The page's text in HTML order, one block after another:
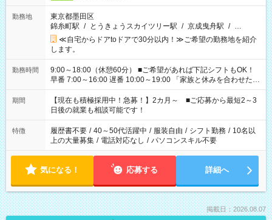
勤務地
東京都墨田区
錦糸町駅 / とうきょうスカイツリー駅 / 京成曳舟駅 / …
≪自宅からドアtoドアで30分以内！≫ご希望の勤務地を紹介
します。
勤務時間
9:00～18:00（休憩60分） ■ご希望があれば下記シフトもOK！
早番 7:00～16:00 遅番 10:00～19:00 「家族と休みを合わせた
い」 「余裕を持って夕飯の準備がしたい」 「できれば残業はし
たくない」 など、ご希望を教えてくださいね。 ※Wワーク希望
の方へ 今ご覧のお仕事で希望する勤務時間と、もう1つのお仕事
の勤務時間。 合計で週40時間を超える場合は応募できません。
期間
【現在も積極採用中！急募！】2カ月～ ■ご応募から最短2～3
日後の就業も相談可能です！
特徴 履歴書不要 / 40～50代活躍中 / 服装自由 / シフト勤務 / 10名以
上の大量募集 / 電話対応なし / パソコンスキル不要
気になる！ 応募する 詳細へ
掲載日：2026.08.07